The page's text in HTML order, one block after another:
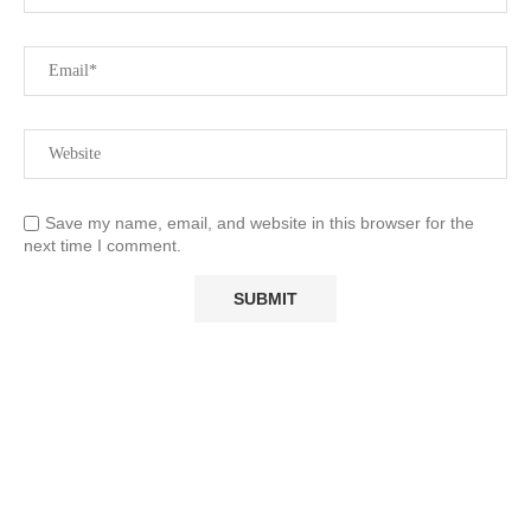
Save my name, email, and website in this browser for the
next time I comment.